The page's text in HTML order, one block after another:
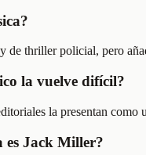
de thriller policial, pero
la vuelve difícil?
la presentan
es Jack Miller?